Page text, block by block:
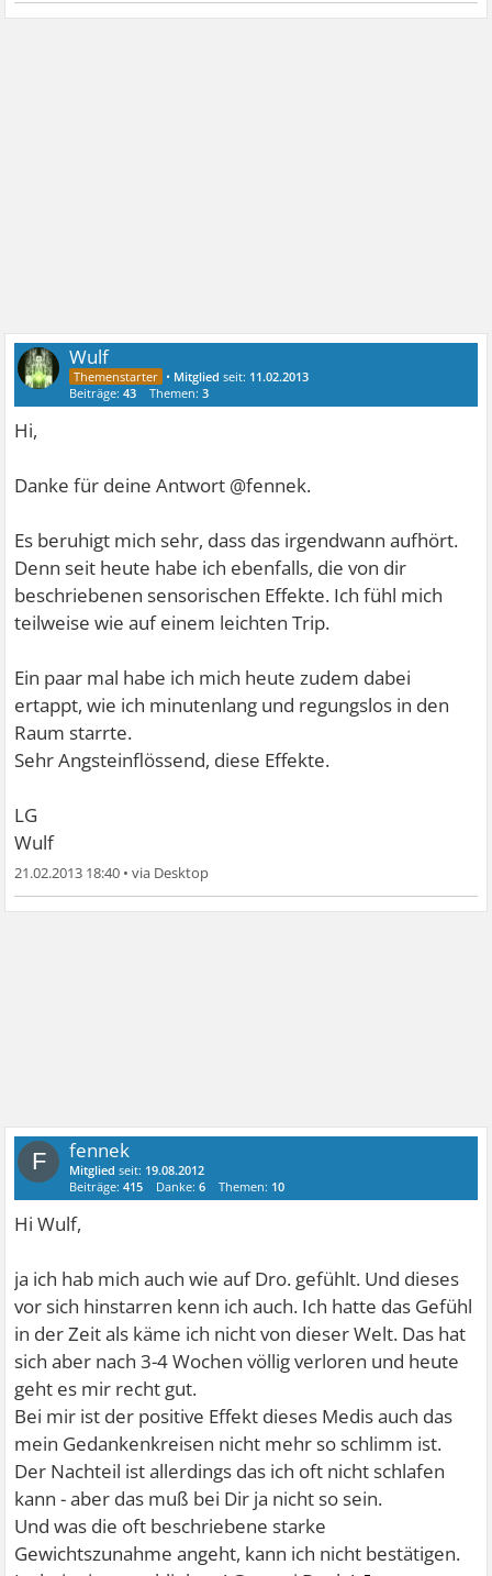
Wulf
• Mitglied seit: 11.02.2013
Beiträge:43 Themen:3
Hi,
Danke für deine Antwort @fennek.
Es beruhigt mich sehr, dass das irgendwann aufhört.
Denn seit heute habe ich ebenfalls, die von dir
beschriebenen sensorischen Effekte. Ich fühl mich
teilweise wie auf einem leichten Trip.
Ein paar mal habe ich mich heute zudem dabei
ertappt, wie ich minutenlang und regungslos in den
Raum starrte.
Sehr Angsteinflössend, diese Effekte.
LG
Wulf
21.02.2013 18:40 •
F fennek
Mitglied seit: 19.08.2012
Beiträge:415 Danke:6 Themen: 10
Hi Wulf,
ja ich hab mich auch wie auf Dro. gefühlt. Und dieses
vor sich hinstarren kenn ich auch. Ich hatte das Gefühl
in der Zeit als käme ich nicht von dieser Welt. Das hat
sich aber nach 3-4 Wochen völlig verloren und heute
geht es mir recht gut.
Bei mir ist der positive Effekt dieses Medis auch das
mein Gedankenkreisen nicht mehr so schlimm ist.
Der Nachteil ist allerdings das ich oft nicht schlafen
kann - aber das muß bei Dir ja nicht so sein.
Und was die oft beschriebene starke
Gewichtszunahme angeht, kann ich nicht bestätigen.